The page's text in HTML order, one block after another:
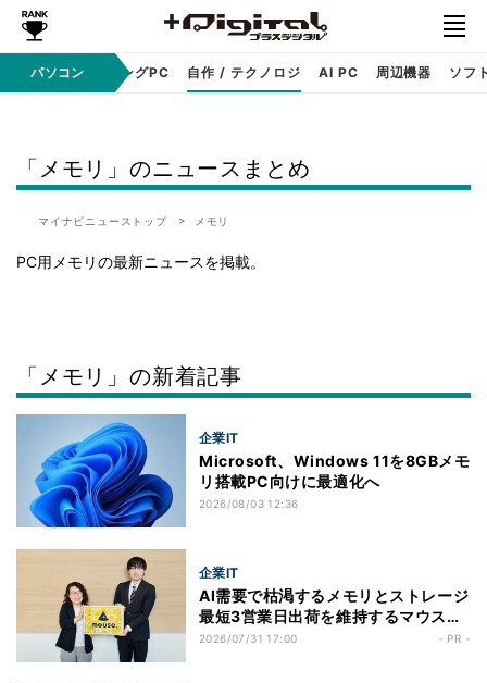
パソコン
PC本体 ゲーミングPC 自作 / テクノロジ AI PC 周辺機器 ソフ
「メモリ」のニュースまとめ
マイナビニューストップ メモリ
PC用メモリの最新ニュースを掲載。
「メモリ」の新着記事
企業IT
Microsoft、Windows 11を8GBメモ
リ搭載PC向けに最適化へ
2026/08/03 12:36
企業IT
AI需要で枯渇するメモリとストレージ
最短3営業日出荷を維持するマウスコ
ンピューターの取組とは
2026/07/31 17:00 - PR -